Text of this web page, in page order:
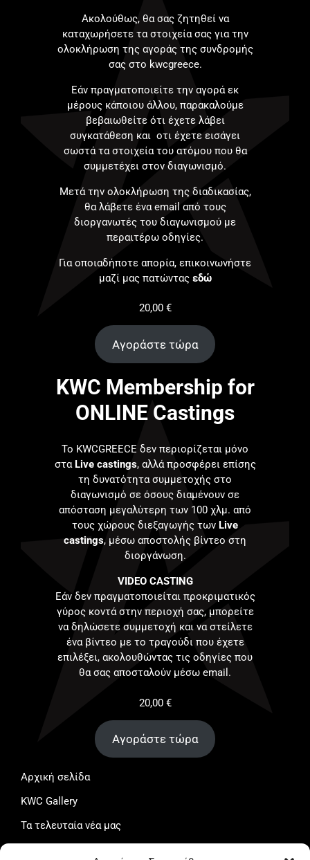
Ακολούθως, θα σας ζητηθεί να
καταχωρήσετε τα στοιχεία σας για την
ολοκλήρωση της αγοράς της συνδρομής
σας στο kwcgreece.
Εάν πραγματοποιείτε την αγορά εκ
μέρους κάποιου άλλου, παρακαλούμε
βεβαιωθείτε ότι έχετε λάβει
συγκατάθεση και οτι έχετε εισάγει
σωστά τα στοιχεία του ατόμου που θα
συμμετέχει στον διαγωνισμό.
Μετά την ολοκλήρωση της διαδικασίας,
θα λάβετε ένα email από τους
διοργανωτές του διαγωνισμού με
περαιτέρω οδηγίες.
Για οποιαδήποτε απορία, επικοινωνήστε
μαζί μας πατώντας εδώ
20,00 €
Αγοράστε τώρα
KWC Membership for
ONLINE Castings
Το KWCGREECE δεν περιορίζεται μόνο
στα Live castings, αλλά προσφέρει επίσης
τη δυνατότητα συμμετοχής στο
διαγωνισμό σε όσους διαμένουν σε
απόσταση μεγαλύτερη των 100 χλμ. από
τους χώρους διεξαγωγής των Live
castings, μέσω αποστολής βίντεο στη
διοργάνωση.
VIDEO CASTING
Εάν δεν πραγματοποιείται προκριματικός
γύρος κοντά στην περιοχή σας, μπορείτε
να δηλώσετε συμμετοχή και να στείλετε
ένα βίντεο με το τραγούδι που έχετε
επιλέξει, ακολουθώντας τις οδηγίες που
θα σας αποσταλούν μέσω email.
20,00 €
Αγοράστε τώρα
Αρχική σελίδα
KWC Gallery
Τα τελευταία νέα μας